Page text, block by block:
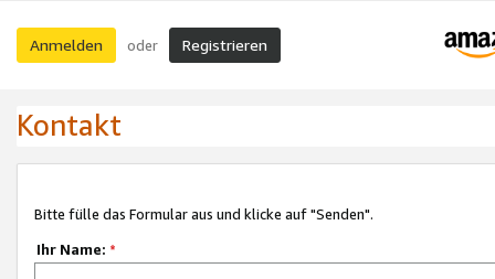
Anmelden oder Registrieren
Kontakt
Bitte fülle das Formular aus und klicke auf "Senden".
Ihr Name: *